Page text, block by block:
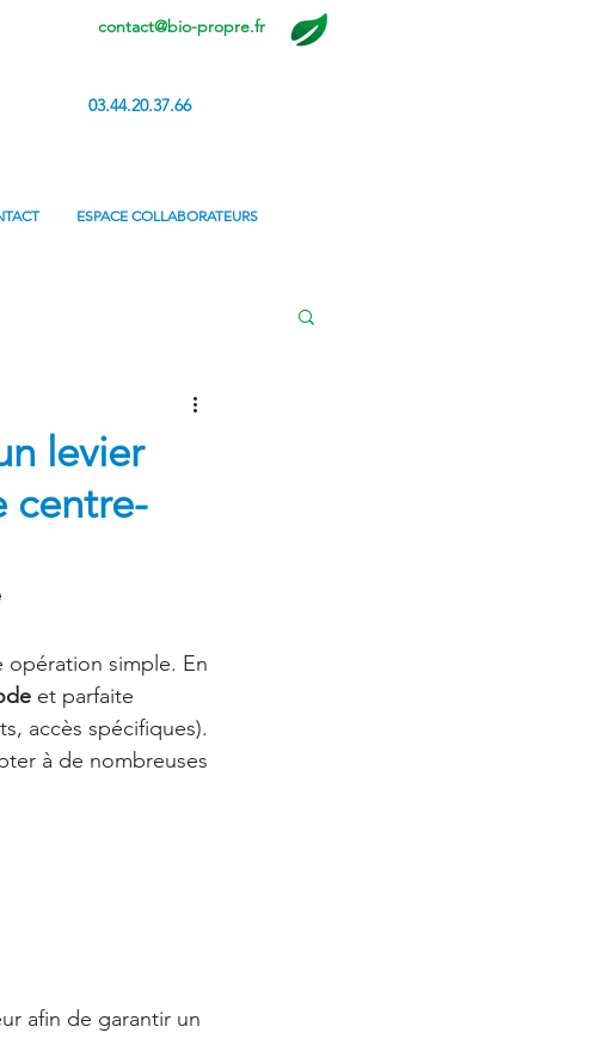
contact@bio-propre.fr
03.44.20.37.66
ESPACE COLLABORATEURS
levier
centre-
opération simple. En
et parfaite
accès spécifiques).
à de nombreuses
afin de garantir un